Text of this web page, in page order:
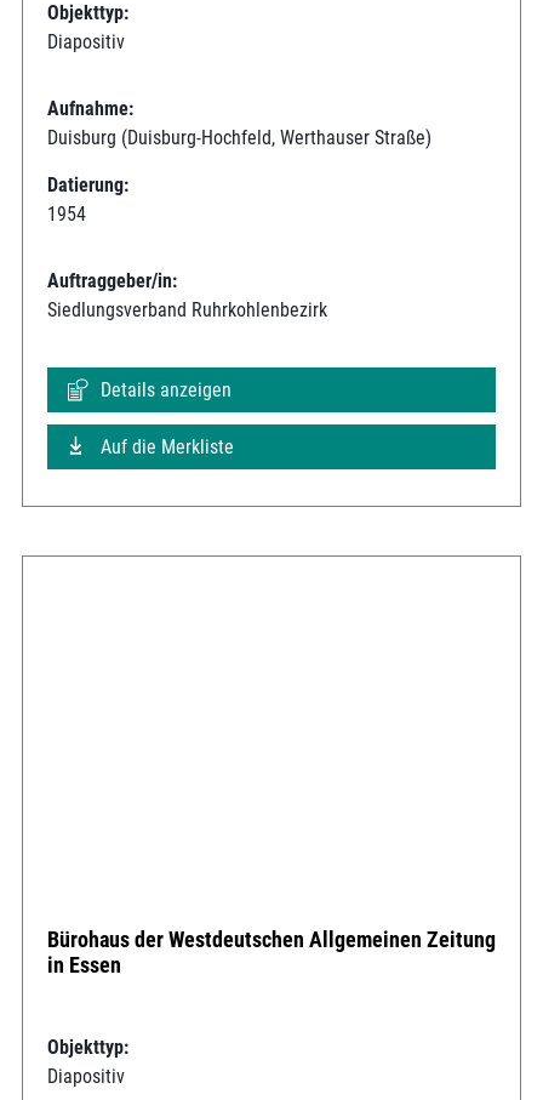
Objekttyp:
Diapositiv
Aufnahme:
Duisburg (Duisburg-Hochfeld, Werthauser Straße)
Datierung:
1954
Auftraggeber/in:
Siedlungsverband Ruhrkohlenbezirk
Details anzeigen
Auf die Merkliste
Bürohaus der Westdeutschen Allgemeinen Zeitung
in Essen
Objekttyp:
Diapositiv